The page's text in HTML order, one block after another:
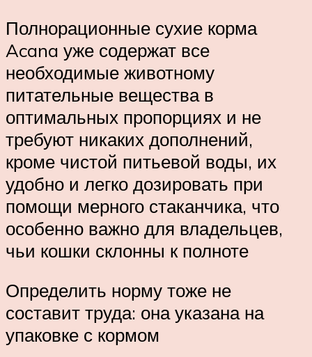
Полнорационные сухие корма
Acana уже содержат все
необходимые животному
питательные вещества в
оптимальных пропорциях и не
требуют никаких дополнений,
кроме чистой питьевой воды, их
удобно и легко дозировать при
помощи мерного стаканчика, что
особенно важно для владельцев,
чьи кошки склонны к полноте
Определить норму тоже не
составит труда: она указана на
упаковке с кормом